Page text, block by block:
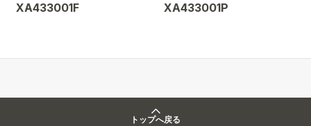
XA433001F XA433001P
トップへ戻る